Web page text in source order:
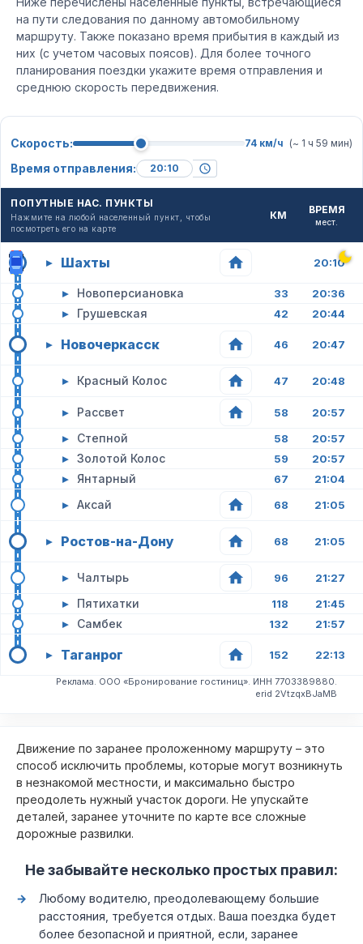
на пути следования по данному автомобильному
маршруту. Также показано время прибытия в каждый из
них (с учетом часовых поясов). Для более точного
планирования поездки укажите время отправления и
среднюю скорость передвижения.
Скорость: 74 км/ч (~ 1 ч 59 мин)
Время отправления:
ПОПУТНЫЕ НАС. ПУНКТЫ
Нажмите на любой населенный пункт, чтобы
посмотреть его на карте
КМ ВРЕМЯ
мест.
▸ Шахты 20:10
▸ Новоперсиановка 33 20:36
▸ Грушевская 42 20:44
▸ Новочеркасск 46 20:47
▸ Красный Колос 47 20:48
▸ Рассвет 58 20:57
▸ Степной 58 20:57
▸ Золотой Колос 59 20:57
▸ Янтарный 67 21:04
▸ Аксай 68 21:05
▸ Ростов-на-Дону 68 21:05
▸ Чалтырь 96 21:27
▸ Пятихатки 118 21:45
▸ Самбек 132 21:57
▸ Таганрог 152 22:13
Реклама. ООО «Бронирование гостиниц». ИНН 7703389880.
erid 2VtzqxBJaMB
Движение по заранее проложенному маршруту – это
способ исключить проблемы, которые могут возникнуть
в незнакомой местности, и максимально быстро
преодолеть нужный участок дороги. Не упускайте
деталей, заранее уточните по карте все сложные
дорожные развилки.
Не забывайте несколько простых правил:
Любому водителю, преодолевающему большие
расстояния, требуется отдых. Ваша поездка будет
более безопасной и приятной, если, заранее